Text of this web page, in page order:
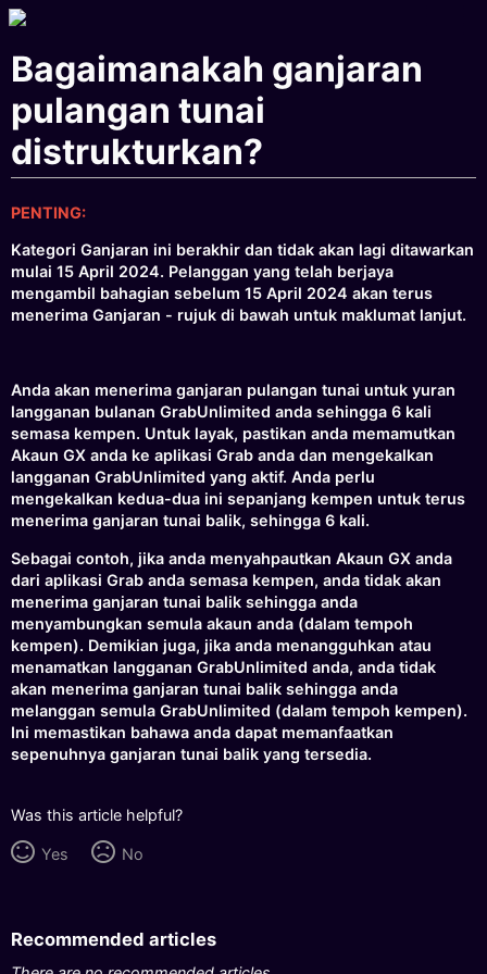
Bagaimanakah ganjaran
pulangan tunai
distrukturkan?
PENTING:
Kategori Ganjaran ini berakhir dan tidak akan lagi ditawarkan
mulai 15 April 2024. Pelanggan yang telah berjaya
mengambil bahagian sebelum 15 April 2024 akan terus
menerima Ganjaran - rujuk di bawah untuk maklumat lanjut.
Anda akan menerima ganjaran pulangan tunai untuk yuran
langganan bulanan GrabUnlimited anda sehingga 6 kali
semasa kempen. Untuk layak, pastikan anda memamutkan
Akaun GX anda ke aplikasi Grab anda dan mengekalkan
langganan GrabUnlimited yang aktif. Anda perlu
mengekalkan kedua-dua ini sepanjang kempen untuk terus
menerima ganjaran tunai balik, sehingga 6 kali.
Sebagai contoh, jika anda menyahpautkan Akaun GX anda
dari aplikasi Grab anda semasa kempen, anda tidak akan
menerima ganjaran tunai balik sehingga anda
menyambungkan semula akaun anda (dalam tempoh
kempen). Demikian juga, jika anda menangguhkan atau
menamatkan langganan GrabUnlimited anda, anda tidak
akan menerima ganjaran tunai balik sehingga anda
melanggan semula GrabUnlimited (dalam tempoh kempen).
Ini memastikan bahawa anda dapat memanfaatkan
sepenuhnya ganjaran tunai balik yang tersedia.
Was this article helpful?
Yes No
Recommended articles